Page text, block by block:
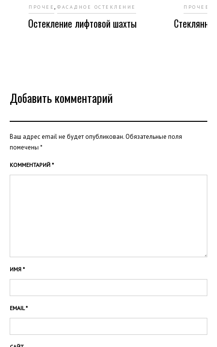
ПРОЧЕЕ,ФАСАДНОЕ ОСТЕКЛЕНИЕ
Остекление лифтовой шахты
ПРОЧЕЕ
Добавить комментарий
Ваш адрес email не будет опубликован.Обязательные поля
помечены *
КОММЕНТАРИЙ *
ИМЯ *
EMAIL*